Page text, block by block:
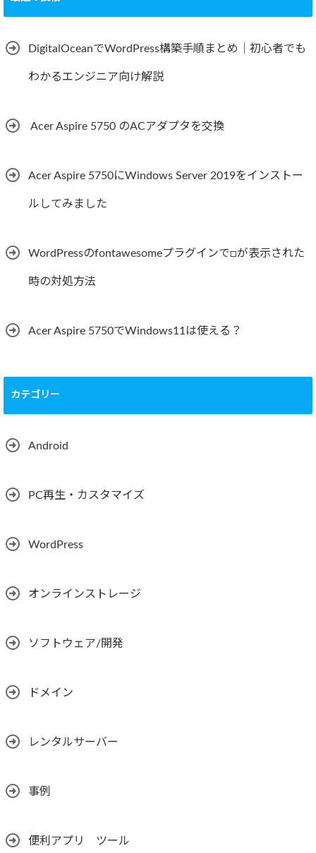
DigitalOceanでWordPress構築手順まとめ｜初心者でも
わかるエンジニア向け解説
Acer Aspire 5750 のACアダプタを交換
Acer Aspire 5750にWindows Server 2019をインストー
ルしてみました
WordPressのfontawesomeプラグインで□が表示された
時の対処方法
Acer Aspire 5750でWindows11は使える？
カテゴリー
Android
PC再生・カスタマイズ
WordPress
オンラインストレージ
ソフトウェア/開発
ドメイン
レンタルサーバー
事例
便利アプリ ツール